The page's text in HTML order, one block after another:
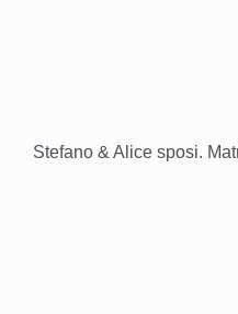
Stefano & Alice sposi.